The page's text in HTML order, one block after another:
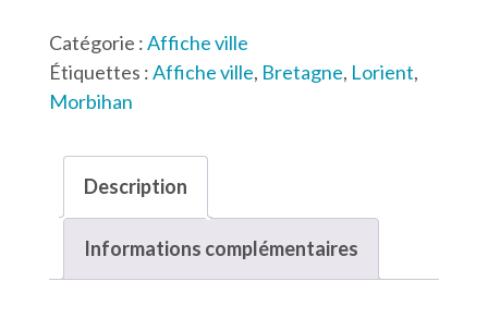
de
Lorient
Catégorie :Affiche ville
Étiquettes :Affiche ville, Bretagne, Lorient,
Morbihan
Description
Informations complémentaires